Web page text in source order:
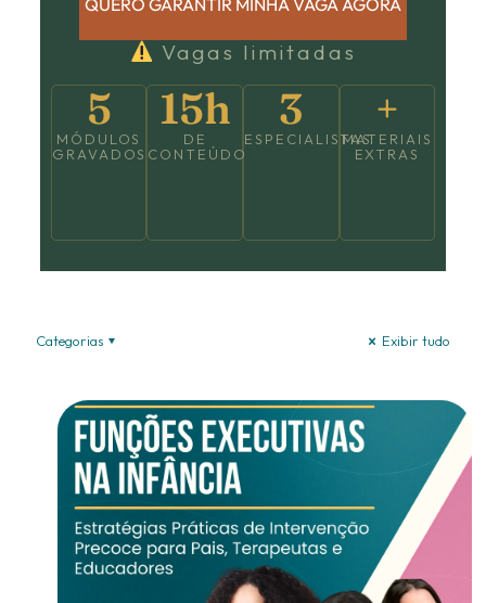
Vagas limitadas
5
MÓDULOS
GRAVADOS
15h
DE
CONTEÚDO
3
ESPECIALISTAS
+
MATERIAIS
EXTRAS
Categorias Exibir tudo